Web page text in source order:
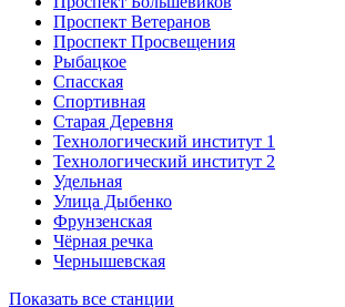
Проспект Ветеранов
Проспект Просвещения
Рыбацкое
Спасская
Спортивная
Старая Деревня
Технологический институт 1
Технологический институт 2
Удельная
Улица Дыбенко
Фрунзенская
Чёрная речка
Чернышевская
Показать все станции